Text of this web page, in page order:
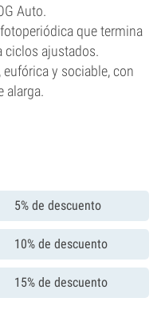
Auto.
que termina
ciclos ajustados.
eufórica y sociable, con
alarga.
5% de descuento
10% de descuento
15% de descuento